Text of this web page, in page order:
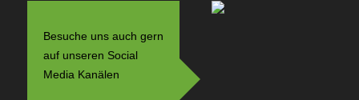
Besuche uns auch gern
auf unseren Social
Media Kanälen